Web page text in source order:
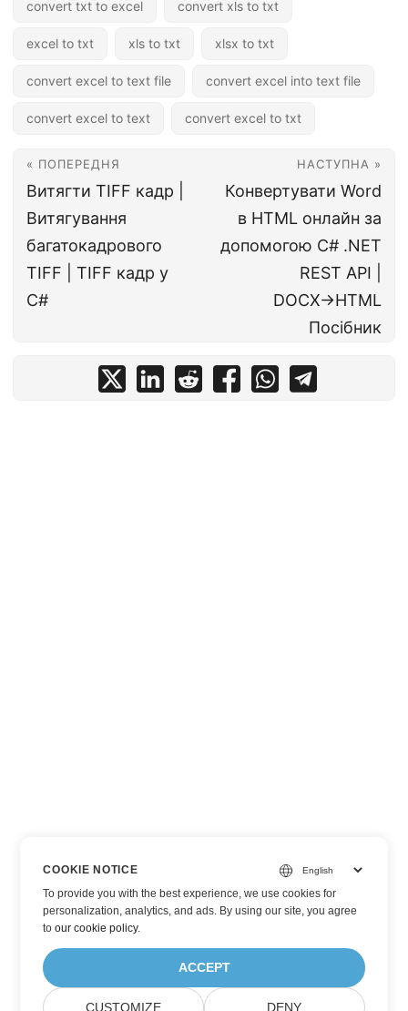
convert txt to excel convert xls to txt
excel to txt xls to txt xlsx to txt
convert excel to text file convert excel into text file
convert excel to text convert excel to txt
« ПОПЕРЕДНЯ
Витягти TIFF кадр |
Витягування
багатокадрового
TIFF | TIFF кадр у
C#
НАСТУПНА »
Конвертувати Word
в HTML онлайн за
допомогою C# .NET
REST API |
DOCX→HTML
Посібник
COOKIE NOTICE
To provide you with the best experience, we use cookies for
personalization, analytics, and ads. By using our site, you agree
toour cookie policy.
ACCEPT
CUSTOMIZE DENY